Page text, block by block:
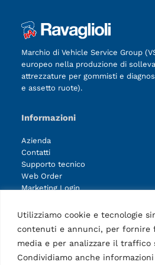
Utilizziamo cookie e tecnologie
contenuti e annunci, per fornire
media e per analizzare il traffico
Condividiamo anche
Marchio di Vehicle Service Group
europeo nella produzione di
attrezzature per gommisti e
e assetto ruote).
Informazioni
Azienda
Contatti
Supporto tecnico
Web Order
Marketing Login
Pagine
Informativa sulla Privacy
Avvertenze legali
Codice etico